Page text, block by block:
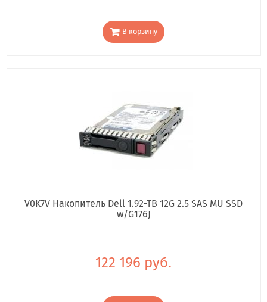
В корзину
V0K7V Накопитель Dell 1.92-TB 12G 2.5 SAS MU SSD
w/G176J
122 196 руб.